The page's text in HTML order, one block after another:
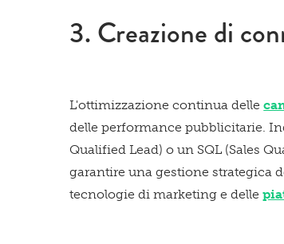
3. Creazione di
L'ottimizzazione continua delle
delle performance pubblicitarie.
Qualified Lead) o un SQL (Sales
garantire una gestione strategica
tecnologie di marketing e delle